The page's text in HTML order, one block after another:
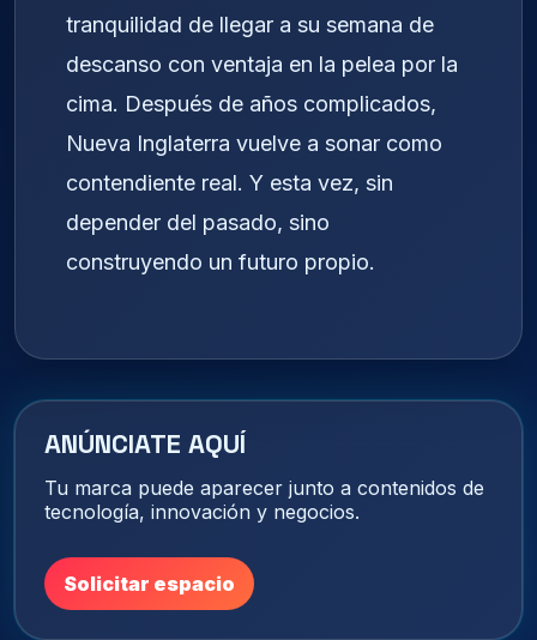
tranquilidad de llegar a su semana de
descanso con ventaja en la pelea por la
cima. Después de años complicados,
Nueva Inglaterra vuelve a sonar como
contendiente real. Y esta vez, sin
depender del pasado, sino
construyendo un futuro propio.
ANÚNCIATE AQUÍ
Tu marca puede aparecer junto a contenidos de
tecnología, innovación y negocios.
Solicitar espacio